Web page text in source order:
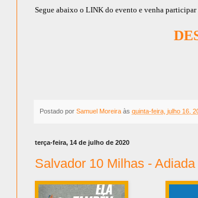
Segue abaixo o LINK do evento e venha participar
Postado por Samuel Moreira às quinta-feira, julho 16,
terça-feira, 14 de julho de 2020
Salvador 10 Milhas - Adiada